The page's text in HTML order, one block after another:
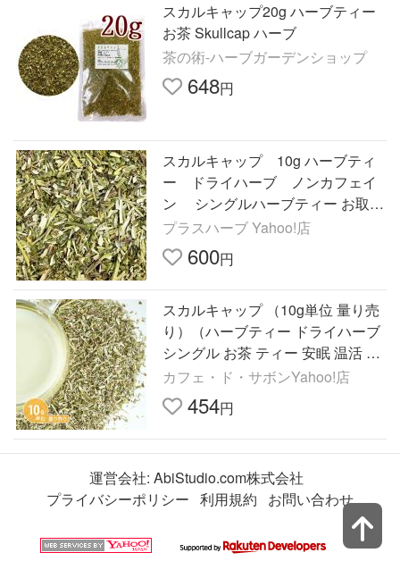
スカルキャップ20g ハーブティー
お茶 Skullcap ハーブ
茶の術-ハーブガーデンショップ
648円
スカルキャップ 10g ハーブティ
ー ドライハーブ ノンカフェイ
ン シングルハーブティー お取り
寄せ 大人 リラックス ストレ
ス 安眠
プラスハーブ Yahoo!店
600円
スカルキャップ （10g単位 量り売
り）（ハーブティー ドライハーブ
シングル お茶 ティー 安眠 温活 ノ
ンカフェイン 無添加 農薬検査済）
（ポストお届け可）
カフェ・ド・サボンYahoo!店
454円
運営会社: AbiStudio.com株式会社
プライバシーポリシー 利用規約 お問い合わせ